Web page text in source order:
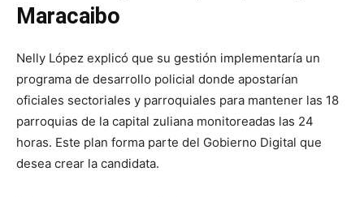
Maracaibo
Nelly López explicó que su gestión implementaría un
programa de desarrollo policial donde apostarían
oficiales sectoriales y parroquiales para mantener las 18
parroquias de la capital zuliana monitoreadas las 24
horas. Este plan forma parte del Gobierno Digital que
desea crear la candidata.